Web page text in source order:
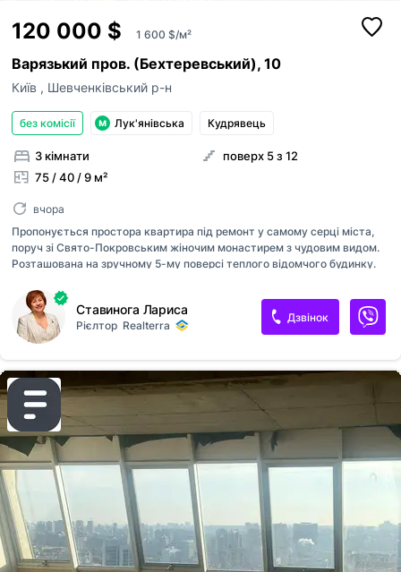
120 000 $ 1 600 $/м²
Варязький пров. (Бехтеревський), 10
Київ , Шевченківський р-н
без комісії Лук'янівська Кудрявець
3 кімнати
75 / 40 / 9 м²
поверх 5 з 12
вчора
Пропонується простора квартира під ремонт у самому серці міста,
поруч зі Свято-Покровським жіночим монастирем з чудовим видом.
Розташована на зручному 5-му поверсі теплого відомчого будинку.
кімнат. Планування квартири роздільне, з окремими кімнатами та
санвузлом, що забезпечує комфортне проживання. Вбудована шафа
додає зручності, а наявність газу полегшує побутові справи.
Квартира потребує ремонту, що дає можливість реалізувати ваші
дизайнерські ідеї. Навколо будинку доглянута територія, затишний
двір та місця для паркування автомобілів. Поруч знаходяться парки,
школи, дитячі садки, великий торговий центр, спортзали та інші...
Ставинога Лариса
Рієлтор Realterra
Дзвінок